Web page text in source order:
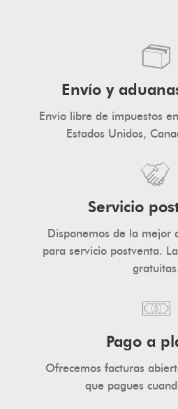
Envío y
Envio libre de impuestos
Estados Unidos,
Servicio
Disponemos de la mejor
para servicio postventa.
Pago a
Ofrecemos facturas
que pagues